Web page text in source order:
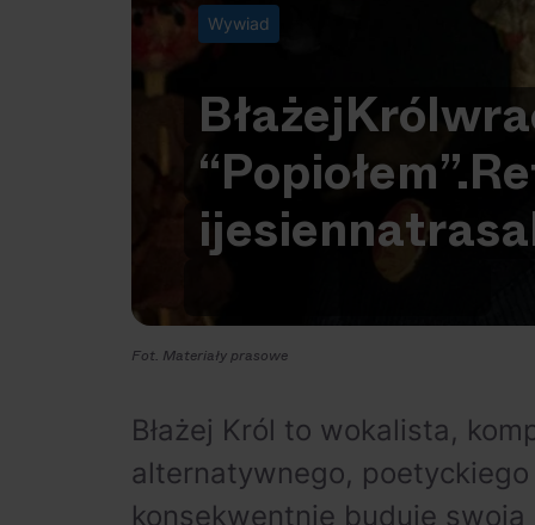
Wywiad
BłażejKról
“Popiołem”.
ijesiennatrasa
Fot. Materiały prasowe
Błażej Król to wokalista,
alternatywnego,
konsekwentnie buduje